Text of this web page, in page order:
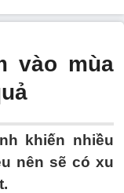
vào mùa
khiến nhiều
nên sẽ có xu